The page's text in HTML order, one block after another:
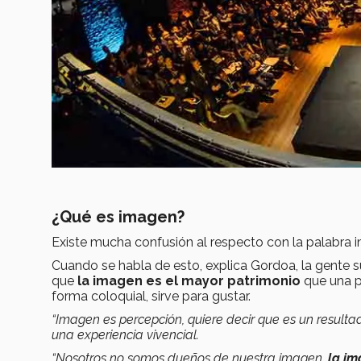
¿Qué es imagen?
Existe mucha confusión al respecto con la palabra
Cuando se habla de esto, explica Gordoa, la gente
que la imagen es el mayor patrimonio que una
forma coloquial, sirve para gustar.
“Imagen es percepción, quiere decir que es un
una experiencia vivencial.